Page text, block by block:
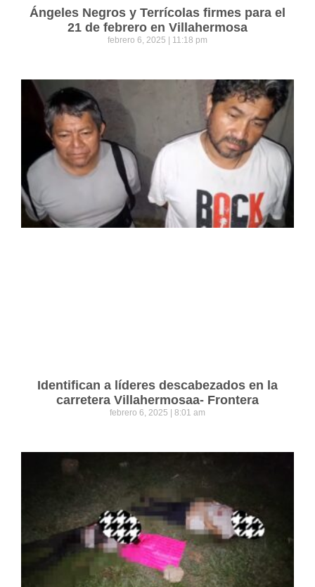
Ángeles Negros y Terrícolas firmes para el
21 de febrero en Villahermosa
febrero 6, 2025 11:18 pm
Identifican a líderes descabezados en la
carretera Villahermosaa- Frontera
febrero 6, 2025 8:01 am